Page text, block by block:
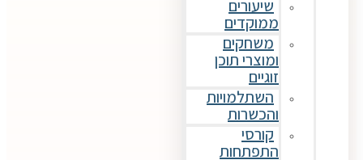
שיעורים
ממוקדים
משחקים
ומוצרי תוכן
זוגיים
השתלמויות
והכשרות
קורסי
התפתחות